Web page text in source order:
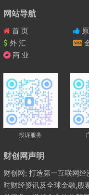
网站导航
首 页 原
外 汇
商 业
投诉服务
财创网声明
财创网; 打造第一互联网
时财经资讯及全球金融,股